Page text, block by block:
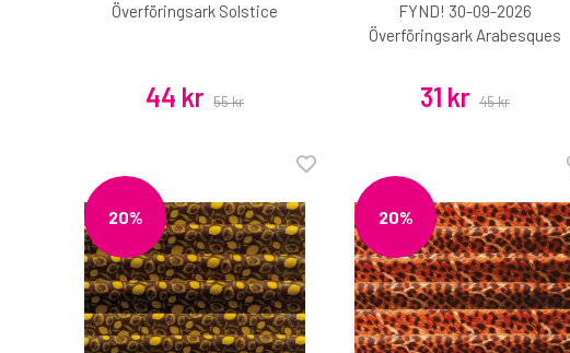
Överföringsark Solstice
44 kr 55 kr
FYND! 30-09-2026
Överföringsark Arabesques
31 kr 45 kr
20% 20%